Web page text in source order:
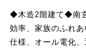
◆木造2階建て◆南
効率、家族のふれ
仕様、オール電化